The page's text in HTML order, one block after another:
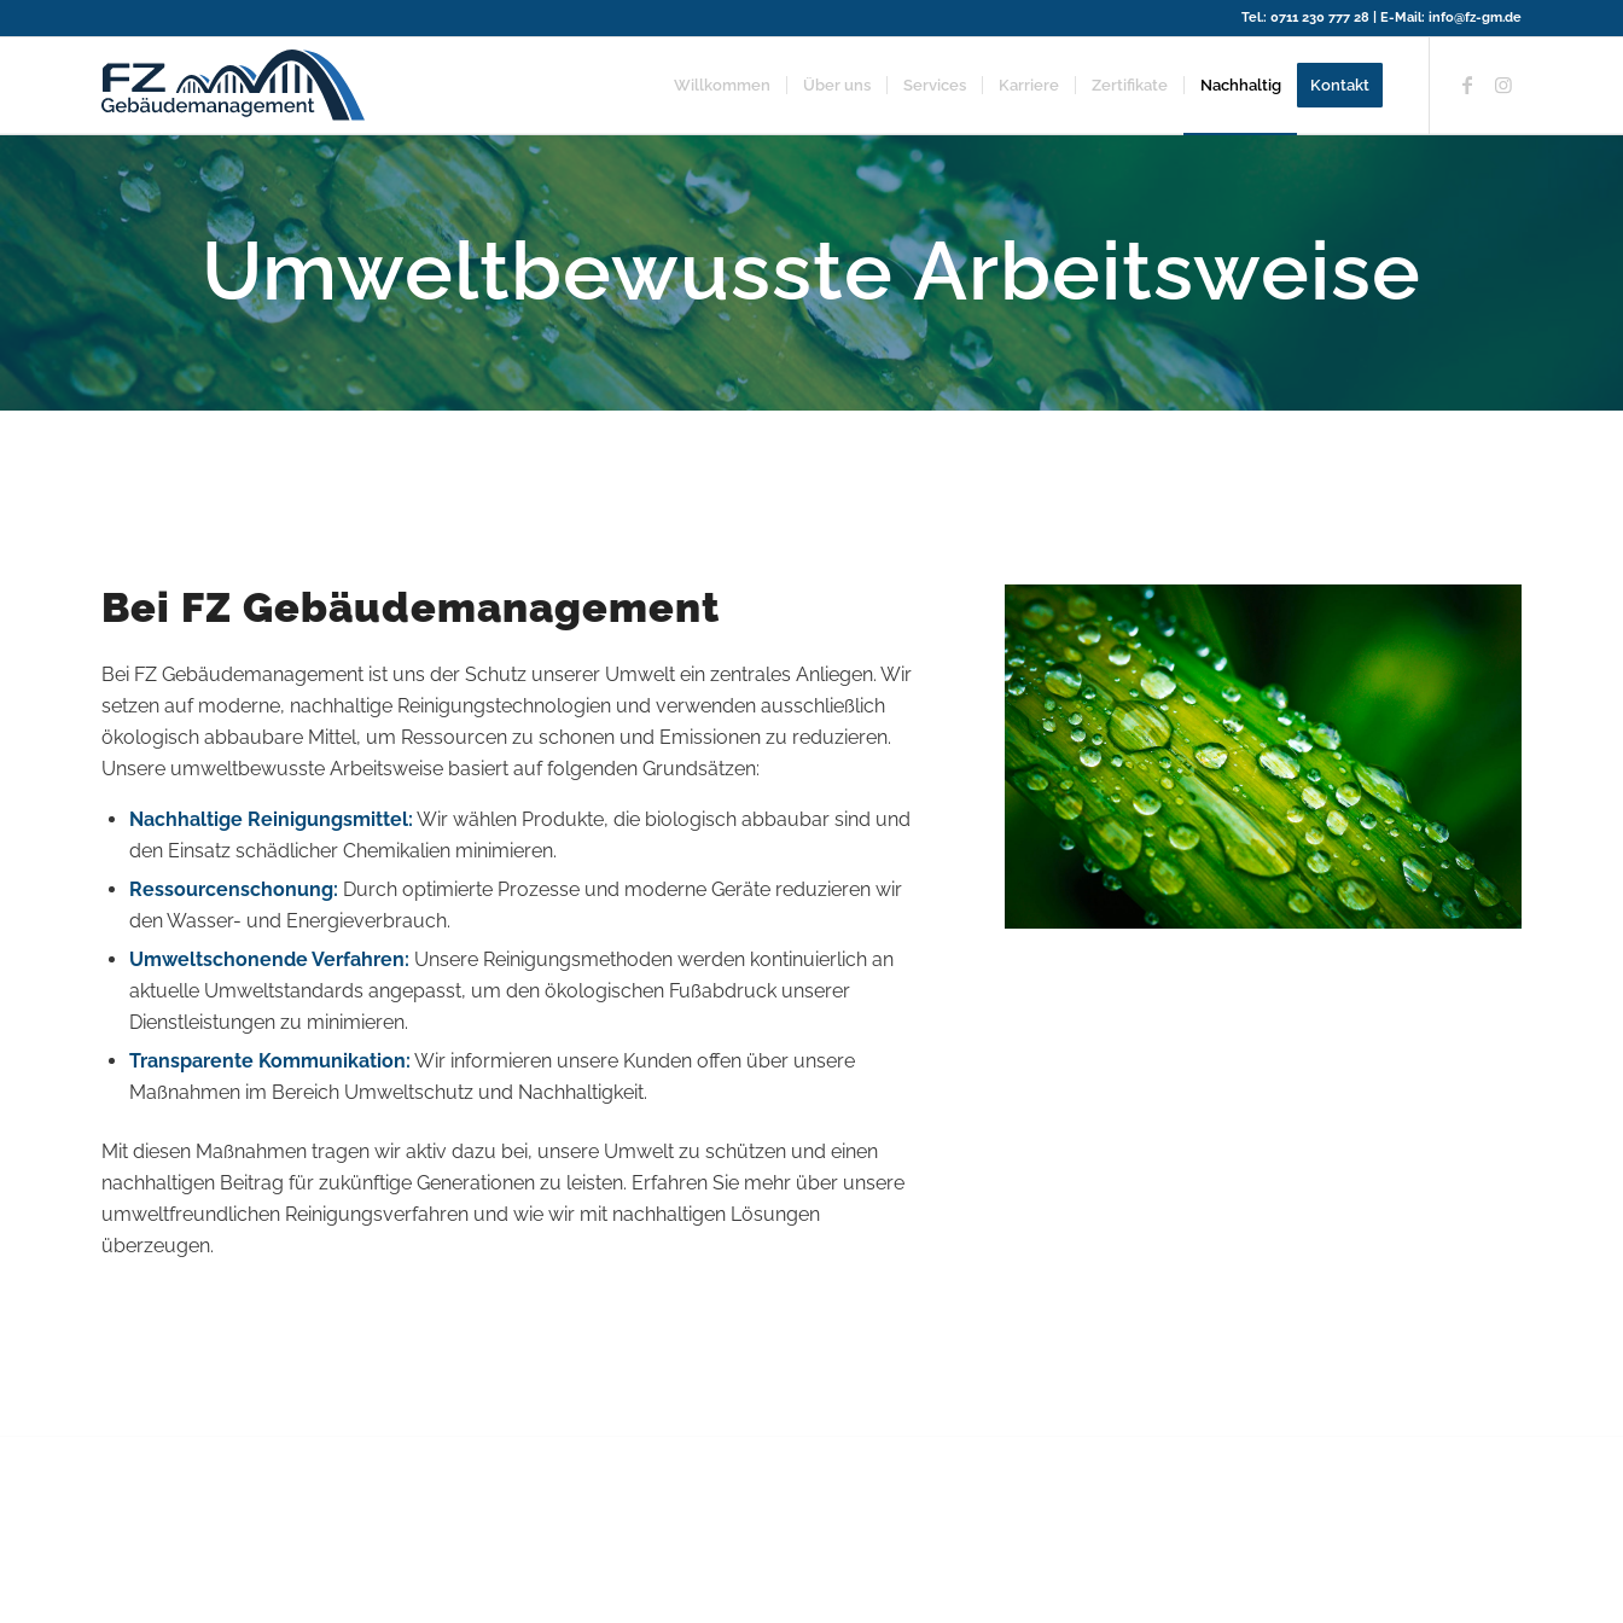
Tel.:0711 230 777 28 | E-Mail:info@fz-gm.de
Willkommen Über uns Services Karriere Zertifikate Nachhaltig Kontakt
Umweltbewusste Arbeitsweise
Bei FZ Gebäudemanagement
Bei FZ Gebäudemanagement ist uns der Schutz unserer Umwelt ein zentrales Anliegen. Wir
setzen auf moderne, nachhaltige Reinigungstechnologien und verwenden ausschließlich
ökologisch abbaubare Mittel, um Ressourcen zu schonen und Emissionen zu reduzieren.
Unsere umweltbewusste Arbeitsweise basiert auf folgenden Grundsätzen:
Nachhaltige Reinigungsmittel: Wir wählen Produkte, die biologisch abbaubar sind und
den Einsatz schädlicher Chemikalien minimieren.
Ressourcenschonung: Durch optimierte Prozesse und moderne Geräte reduzieren wir
den Wasser- und Energieverbrauch.
Umweltschonende Verfahren: Unsere Reinigungsmethoden werden kontinuierlich an
aktuelle Umweltstandards angepasst, um den ökologischen Fußabdruck unserer
Dienstleistungen zu minimieren.
Transparente Kommunikation: Wir informieren unsere Kunden offen über unsere
Maßnahmen im Bereich Umweltschutz und Nachhaltigkeit.
Mit diesen Maßnahmen tragen wir aktiv dazu bei, unsere Umwelt zu schützen und einen
nachhaltigen Beitrag für zukünftige Generationen zu leisten. Erfahren Sie mehr über unsere
umweltfreundlichen Reinigungsverfahren und wie wir mit nachhaltigen Lösungen
überzeugen.